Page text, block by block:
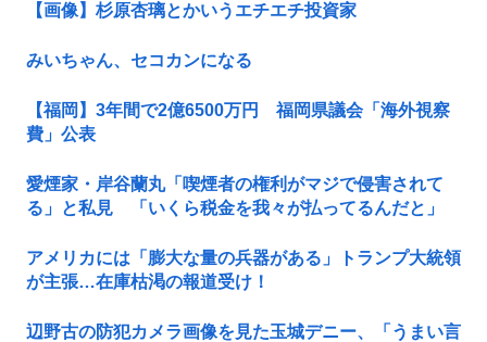
【画像】杉原杏璃とかいうエチエチ投資家
みいちゃん、セコカンになる
【福岡】3年間で2億6500万円 福岡県議会「海外視察
費」公表
愛煙家・岸谷蘭丸「喫煙者の権利がマジで侵害されて
る」と私見 「いくら税金を我々が払ってるんだと」
アメリカには「膨大な量の兵器がある」トランプ大統領
が主張…在庫枯渇の報道受け！
辺野古の防犯カメラ画像を見た玉城デニー、「うまい言